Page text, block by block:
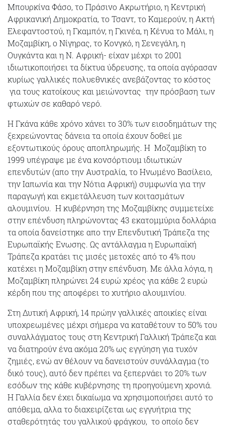
Μπουρκίνα Φάσο, το Πράσινο Ακρωτήριο, η Κεντρική
Αφρικανική Δημοκρατία, το Τσαντ, το Καμερούν, η Ακτή
Ελεφαντοστού, η Γκαμπόν, η Γκινέα, η Κένυα το Μάλι, η
Μοζαμβίκη, ο Νίγηρας, το Κονγκό, η Σενεγάλη, η
Ουγκάντα και η Ν. Αφρική- είχαν μέχρι το 2001
ιδιωτικοποιήσει τα δίκτυα ύδρευσης, τα οποία αγόρασαν
κυρίως γαλλικές πολυεθνικές ανεβάζοντας το κόστος
για τους κατοίκους και μειώνοντας την πρόσβαση των
φτωχών σε καθαρό νερό.
Η Γκάνα κάθε χρόνο χάνει το 30% των εισοδημάτων της
ξεχρεώνοντας δάνεια τα οποία έχουν δοθεί με
εξοντωτικούς όρους αποπληρωμής. Η Μοζαμβίκη το
1999 υπέγραψε με ένα κονσόρτιουμ ιδιωτικών
επενδυτών (απο την Αυστραλία, το Ηνωμένο Βασίλειο,
την Ιαπωνία και την Νότια Αφρική) συμφωνία για την
παραγωγή και εκμετάλλευση των κοιτασμάτων
αλουμινίου. Η κυβέρνηση της Μοζαμβίκης συμμετείχε
στην επένδυση πληρώνοντας 43 εκατομμύρια δολλάρια
τα οποία δανείστηκε απο την Επενδυτική Τράπεζα της
Ευρωπαϊκής Ενωσης. Ως αντάλλαγμα η Ευρωπαϊκή
Τράπεζα κρατάει τις μισές μετοχές από το 4% που
κατέχει η Μοζαμβίκη στην επένδυση. Με άλλα λόγια, η
Μοζαμβίκη πληρώνει 24 ευρώ χρέος για κάθε 2 ευρώ
κέρδη που της αποφέρει το χυτήριο αλουμινίου.
Στη Δυτική Αφρική, 14 πρώην γαλλικές αποικίες είναι
υποχρεωμένες μέχρι σήμερα να καταθέτουν το 50% του
συναλλάγματος τους στη Κεντρική Γαλλική Τράπεζα και
να διατηρούν ένα ακόμα 20% ως εγγύηση για τυχόν
ζημιές, ενώ αν θέλουν να δανειστούν συνάλλαγμα (το
δικό τους), αυτό δεν πρέπει να ξεπερνάει το 20% των
εσόδων της κάθε κυβέρνησης τη προηγούμενη χρονιά.
Η Γαλλία δεν έχει δικαίωμα να χρησιμοποιήσει αυτό το
απόθεμα, αλλα το διαχειρίζεται ως εγγυήτρια της
σταθερότητάς του γαλλικού φράγκου, το οποίο δεν